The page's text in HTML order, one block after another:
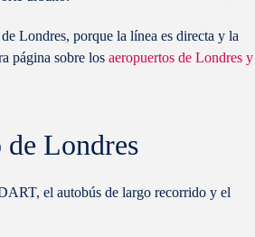
Londres, porque la línea es directa y la
página sobre los aeropuertos de Londres y
Londres
el autobús de largo recorrido y el